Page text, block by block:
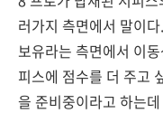
러가지 측면에서 말이
보유라는 측면에서 이
피스에 점수를 더 주고
을 준비중이라고 하는